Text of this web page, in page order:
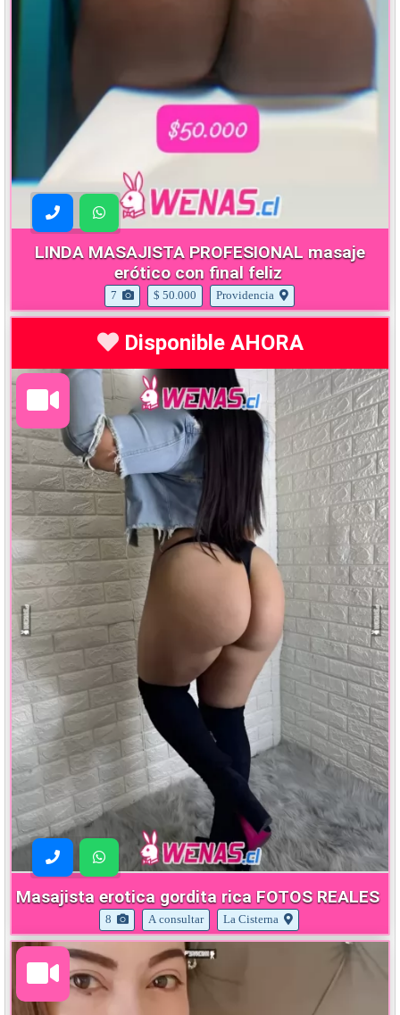
LINDA MASAJISTA PROFESIONAL masaje
erótico con final feliz
7 $ 50.000 Providencia
Disponible AHORA
Masajista erotica gordita rica FOTOS REALES
8 A consultar La Cisterna